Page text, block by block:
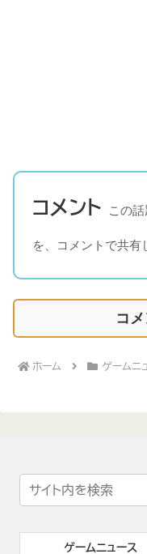
コメント この
を、コメントで共有
コ
ホーム ゲームニ
ゲームニュース